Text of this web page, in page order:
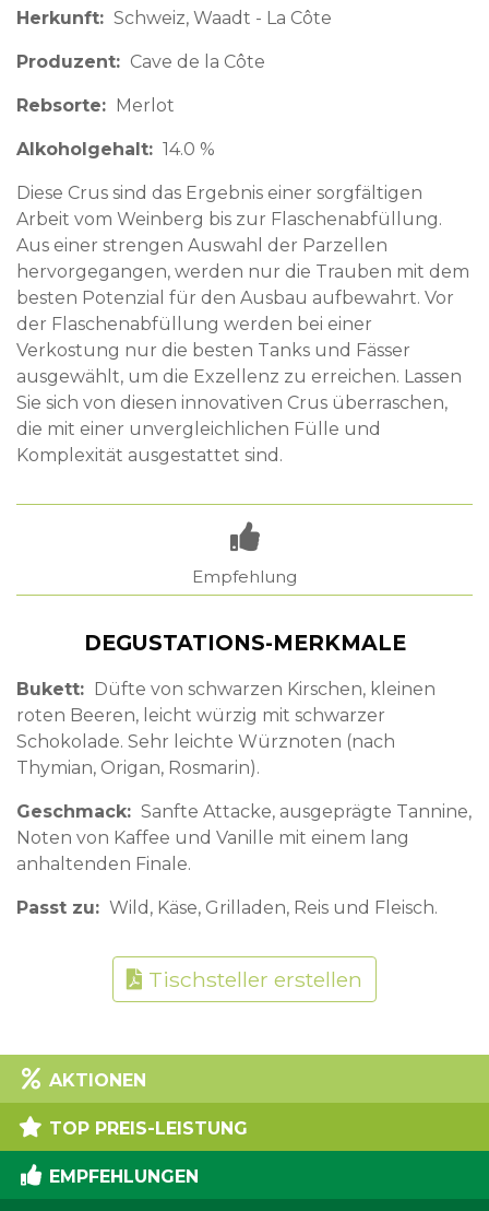
Herkunft Schweiz Waadt - La Côte
Produzent Cave de la Côte
Rebsorte Merlot
Alkoholgehalt 14.0 %
Diese Crus sind das Ergebnis einer sorgfältigen
Arbeit vom Weinberg bis zur Flaschenabfüllung.
Aus einer strengen Auswahl der Parzellen
hervorgegangen, werden nur die Trauben mit dem
besten Potenzial für den Ausbau aufbewahrt. Vor
der Flaschenabfüllung werden bei einer
Verkostung nur die besten Tanks und Fässer
ausgewählt, um die Exzellenz zu erreichen. Lassen
Sie sich von diesen innovativen Crus überraschen,
die mit einer unvergleichlichen Fülle und
Komplexität ausgestattet sind.
Empfehlung
DEGUSTATIONS-MERKMALE
Bukett
Düfte von schwarzen Kirschen, kleinen
roten Beeren, leicht würzig mit schwarzer
Schokolade. Sehr leichte Würznoten (nach
Thymian, Origan, Rosmarin).
Geschmack
Sanfte Attacke, ausgeprägte Tannine,
Noten von Kaffee und Vanille mit einem lang
anhaltenden Finale.
Passt zu Wild, Käse, Grilladen, Reis und Fleisch.
Tischsteller erstellen
AKTIONEN
TOP PREIS-LEISTUNG
EMPFEHLUNGEN